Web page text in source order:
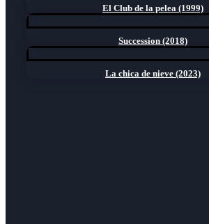
El Club de la pelea (1999)
Succession (2018)
La chica de nieve (2023)